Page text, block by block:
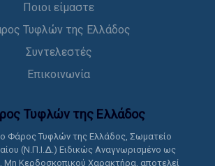
Ποιοι είμαστε
Τυφλών της Ελλάδος
Συντελεστές
Επικοινωνία
Τυφλών της Ελλάδoς
Φάρος Τυφλών της Ελλάδος, Σωματείο
(Ν.Π.Ι.Δ.) Ειδικώς Αναγνωρισμένο ως
Μη Κερδοσκοπικού Χαρακτήρα, αποτελεί